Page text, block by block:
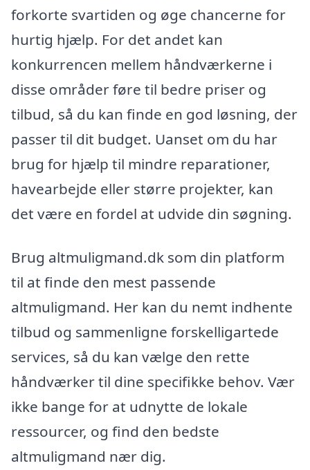
forkorte svartiden og øge chancerne for
hurtig hjælp. For det andet kan
konkurrencen mellem håndværkerne i
disse områder føre til bedre priser og
tilbud, så du kan finde en god løsning, der
passer til dit budget. Uanset om du har
brug for hjælp til mindre reparationer,
havearbejde eller større projekter, kan
det være en fordel at udvide din søgning.
Brug altmuligmand.dk som din platform
til at finde den mest passende
altmuligmand. Her kan du nemt indhente
tilbud og sammenligne forskelligartede
services, så du kan vælge den rette
håndværker til dine specifikke behov. Vær
ikke bange for at udnytte de lokale
ressourcer, og find den bedste
altmuligmand nær dig.